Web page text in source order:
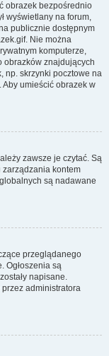
obrazek bezpośrednio
wyświetlany na forum,
publicznie dostępnym
Nie można
komputerze,
obrazków znajdujących
np. skrzynki pocztowe na
Aby umieścić obrazek w
zawsze je czytać. Są
kontem
są nadawane
przeglądanego
Ogłoszenia są
napisane.
administratora